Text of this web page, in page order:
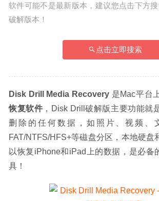
软件可能不是最新版本，建议您点击下方
破解版本！
点击立即搜索
Disk Drill Media Recovery 是Mac平台
恢复软件 ，Disk Drill破解版主要功能就
删除的任何数据，如照片、视频、
FAT/NTFS/HFS+等磁盘分区，本地硬盘
以恢复iPhone和iPad上的数据，是必备
具！